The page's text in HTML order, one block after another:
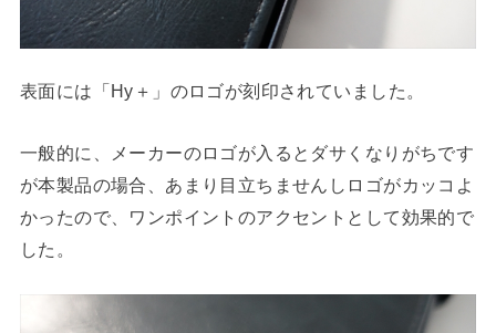
表面には「Hy＋」のロゴが刻印されていました。
一般的に、メーカーのロゴが入るとダサくなりがちです
が本製品の場合、あまり目立ちませんしロゴがカッコよ
かったので、ワンポイントのアクセントとして効果的で
した。